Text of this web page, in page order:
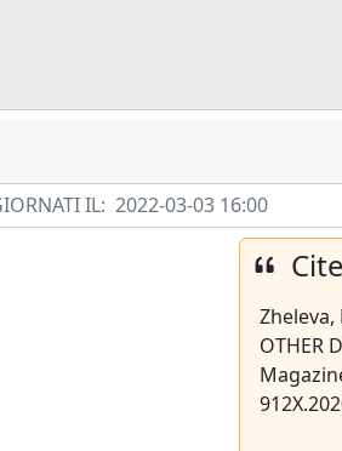
IL: 2022-03-03 16:00
Zheleva,
OTHER